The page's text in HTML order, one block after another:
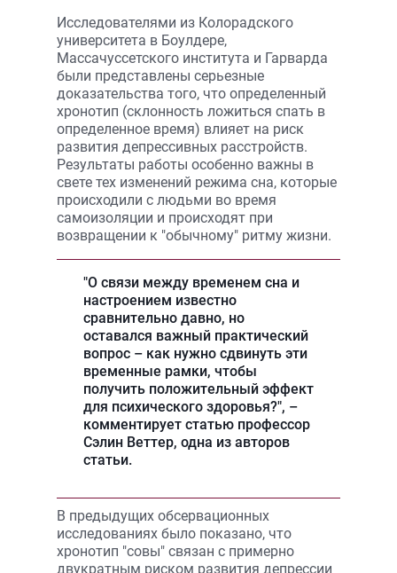
Исследователями из Колорадского
университета в Боулдере,
Массачуссетского института и Гарварда
были представлены серьезные
доказательства того, что определенный
хронотип (склонность ложиться спать в
определенное время) влияет на риск
развития депрессивных расстройств.
Результаты работы особенно важны в
свете тех изменений режима сна, которые
происходили с людьми во время
самоизоляции и происходят при
возвращении к "обычному" ритму жизни.
"О связи между временем сна и
настроением известно
сравнительно давно, но
оставался важный практический
вопрос – как нужно сдвинуть эти
временные рамки, чтобы
получить положительный эффект
для психического здоровья?", –
комментирует статью профессор
Сэлин Веттер, одна из авторов
статьи.
В предыдущих обсервационных
исследованиях было показано, что
хронотип "совы" связан с примерно
двукратным риском развития депрессии